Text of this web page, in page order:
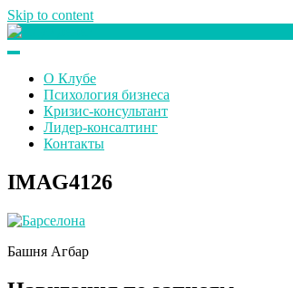
Skip to content
О Клубе
Психология бизнеса
Кризис-консультант
Лидер-консалтинг
Контакты
IMAG4126
Башня Агбар